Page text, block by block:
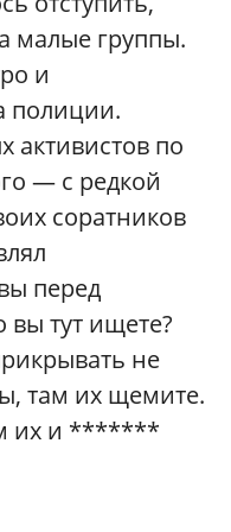
малые группы.
и
полиции.
активистов по
— с редкой
соратников
перед
вы тут ищете?
не
там их щемите.
их и *******